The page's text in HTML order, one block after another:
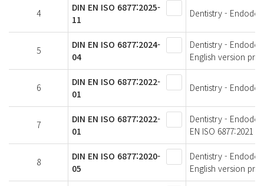
4
DIN EN ISO 6877:2025-
11
Dentistry -
5
DIN EN ISO 6877:2024-
04
Dentistry -
English version
6
DIN EN ISO 6877:2022-
01
Dentistry -
7
DIN EN ISO 6877:2022-
01
Dentistry -
EN ISO 6877:2021
8
DIN EN ISO 6877:2020-
05
Dentistry -
English version